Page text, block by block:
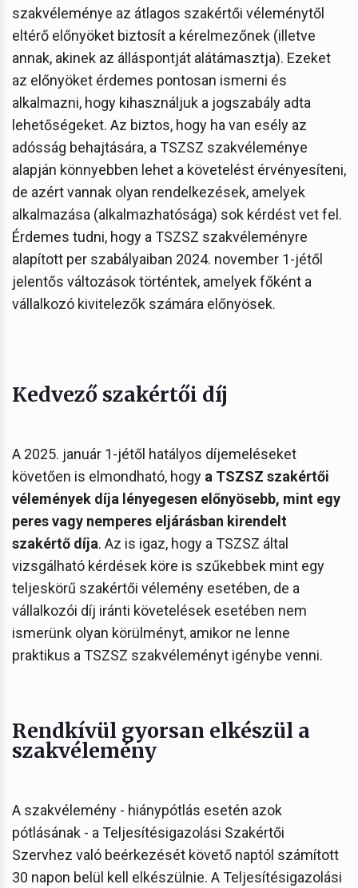
szakvéleménye az átlagos szakértői véleménytől
eltérő előnyöket biztosít a kérelmezőnek (illetve
annak, akinek az álláspontját alátámasztja). Ezeket
az előnyöket érdemes pontosan ismerni és
alkalmazni, hogy kihasználjuk a jogszabály adta
lehetőségeket. Az biztos, hogy ha van esély az
adósság behajtására, a TSZSZ szakvéleménye
alapján könnyebben lehet a követelést érvényesíteni,
de azért vannak olyan rendelkezések, amelyek
alkalmazása (alkalmazhatósága) sok kérdést vet fel.
Érdemes tudni, hogy a TSZSZ szakvéleményre
alapított per szabályaiban 2024. november 1-jétől
jelentős változások történtek, amelyek főként a
vállalkozó kivitelezők számára előnyösek.
Kedvező szakértői díj
A 2025. január 1-jétől hatályos díjemeléseket
követően is elmondható, hogy a TSZSZ szakértői
vélemények díja lényegesen előnyösebb, mint egy
peres vagy nemperes eljárásban kirendelt
szakértő díja. Az is igaz, hogy a TSZSZ által
vizsgálható kérdések köre is szűkebbek mint egy
teljeskörű szakértői vélemény esetében, de a
vállalkozói díj iránti követelések esetében nem
ismerünk olyan körülményt, amikor ne lenne
praktikus a TSZSZ szakvéleményt igénybe venni.
Rendkívül gyorsan elkészül a
szakvélemény
A szakvélemény - hiánypótlás esetén azok
pótlásának - a Teljesítésigazolási Szakértői
Szervhez való beérkezését követő naptól számított
30 napon belül kell elkészülnie. A Teljesítésigazolási